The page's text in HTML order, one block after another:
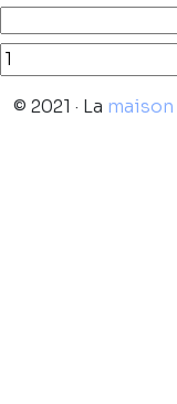
© 2021 · La maison